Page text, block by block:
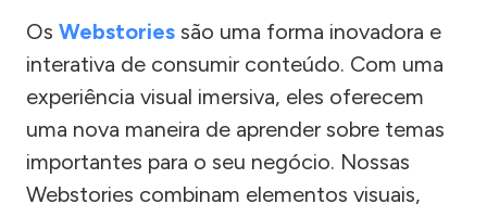
Os Webstories são uma forma inovadora e
interativa de consumir conteúdo. Com uma
experiência visual imersiva, eles oferecem
uma nova maneira de aprender sobre temas
importantes para o seu negócio. Nossas
Webstories combinam elementos visuais,